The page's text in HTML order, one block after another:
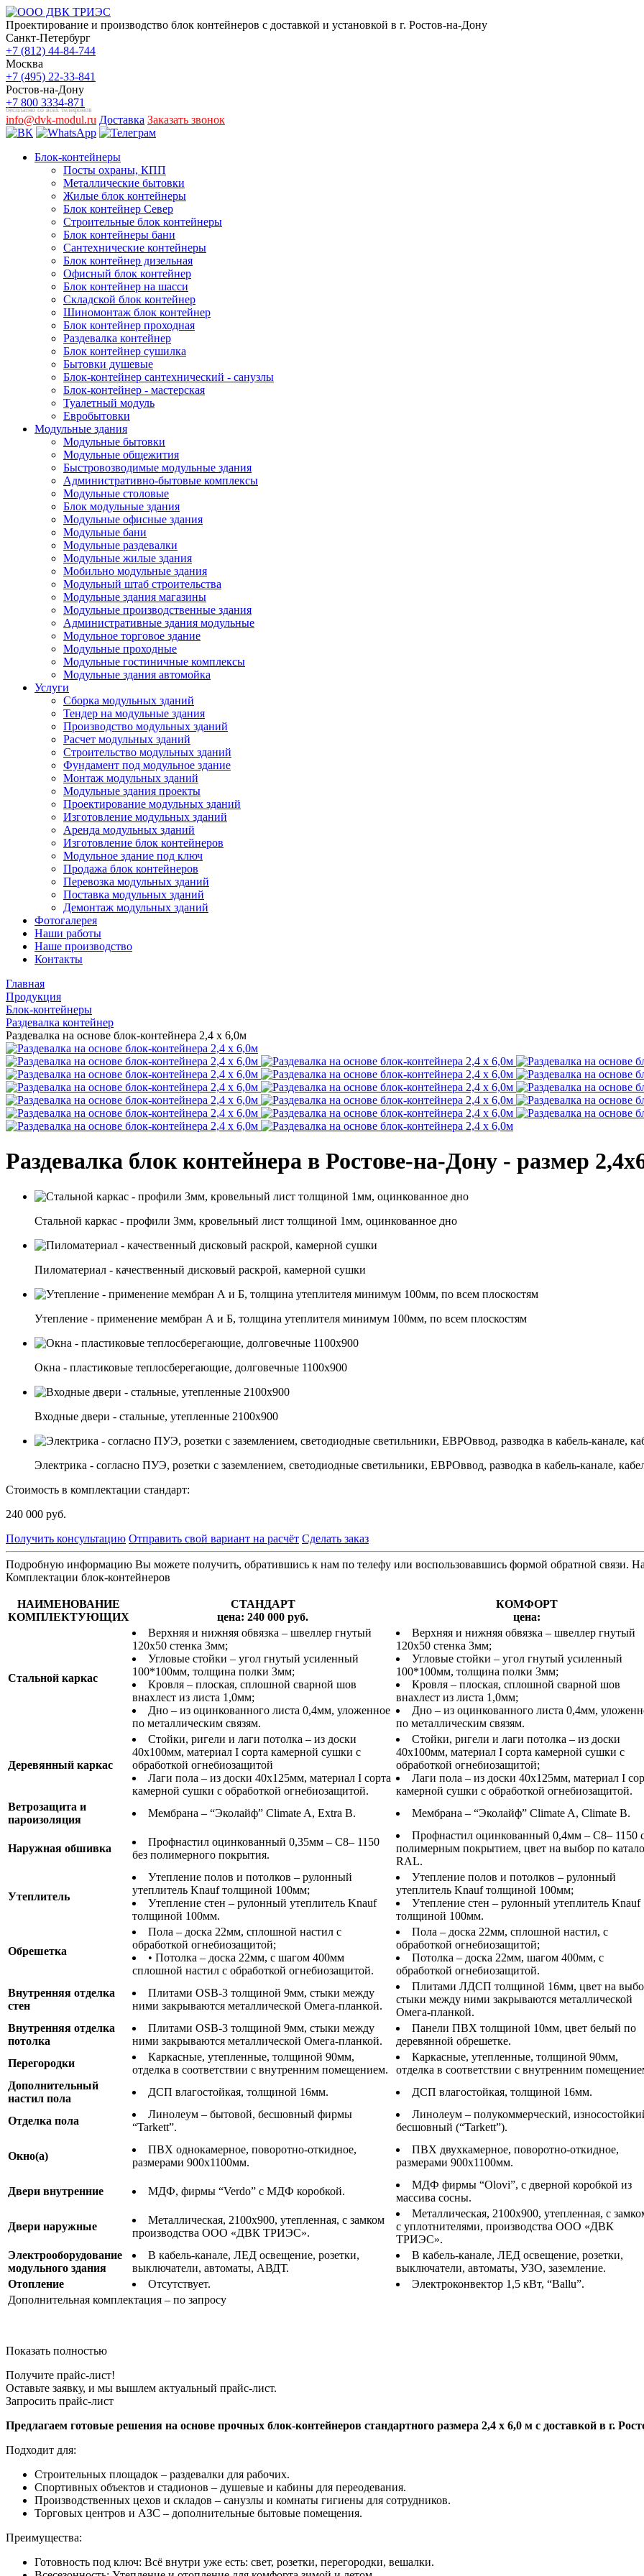
Проектирование и производство блок контейнеров с доставкой и установкой в г. Ростов-на-Дону
Санкт-Петербург
+7 (812) 44-84-744
Москва
+7 (495) 22-33-841
Ростов-на-Дону
+7 800 3334-871
бесплатно со всех телефонов
info@dvk-modul.ru Доставка Заказать звонок
Блок-контейнеры
Посты охраны, КПП
Металлические бытовки
Жилые блок контейнеры
Блок контейнер Север
Строительные блок контейнеры
Блок контейнеры бани
Сантехнические контейнеры
Блок контейнер дизельная
Офисный блок контейнер
Блок контейнер на шасси
Складской блок контейнер
Шиномонтаж блок контейнер
Блок контейнер проходная
Раздевалка контейнер
Блок контейнер сушилка
Бытовки душевые
Блок-контейнер сантехнический - санузлы
Блок-контейнер - мастерская
Туалетный модуль
Евробытовки
Модульные здания
Модульные бытовки
Модульные общежития
Быстровозводимые модульные здания
Административно-бытовые комплексы
Модульные столовые
Блок модульные здания
Модульные офисные здания
Модульные бани
Модульные раздевалки
Модульные жилые здания
Мобильно модульные здания
Модульный штаб строительства
Модульные здания магазины
Модульные производственные здания
Административные здания модульные
Модульное торговое здание
Модульные проходные
Модульные гостиничные комплексы
Модульные здания автомойка
Услуги
Сборка модульных зданий
Тендер на модульные здания
Производство модульных зданий
Расчет модульных зданий
Строительство модульных зданий
Фундамент под модульное здание
Монтаж модульных зданий
Модульные здания проекты
Проектирование модульных зданий
Изготовление модульных зданий
Аренда модульных зданий
Изготовление блок контейнеров
Модульное здание под ключ
Продажа блок контейнеров
Перевозка модульных зданий
Поставка модульных зданий
Демонтаж модульных зданий
Фотогалерея
Наши работы
Наше производство
Контакты
Главная
Продукция
Блок-контейнеры
Раздевалка контейнер
Раздевалка на основе блок-контейнера 2,4 х 6,0м
Раздевалка блок контейнера в Ростове-на-Дону - размер
Стальной каркас - профили 3мм, кровельный лист толщиной 1мм, оцинкованное дно
Пиломатериал - качественный дисковый раскрой, камерной сушки
Утепление - применение мембран А и Б, толщина утеплителя минимум 100мм, по всем плоскостям
Окна - пластиковые теплосберегающие, долговечные 1100х900
Входные двери - стальные, утепленные 2100х900
Электрика - согласно ПУЭ, розетки с заземлением, светодиодные светильники, ЕВРОввод, разводка в кабель-канале,
Стоимость в комплектации стандарт:
240 000 руб.
Получить консультацию Отправить свой вариант на расчёт Сделать заказ
Подробную информацию Вы можете получить, обратившись к нам по телефу или воспользовавшись формой обратной связи.
Комплектации блок-контейнеров
НАИМЕНОВАНИЕ
КОМПЛЕКТУЮЩИХ
СТАНДАРТ
цена: 240 000 руб.
КОМФОРТ
цена:
Стальной каркас
Верхняя и нижняя обвязка – швеллер гнутый
120х50 стенка 3мм;
Угловые стойки – угол гнутый усиленный
100*100мм, толщина полки 3мм;
Кровля – плоская, сплошной сварной шов
внахлест из листа 1,0мм;
Дно – из оцинкованного листа 0,4мм, уложенное
по металлическим связям.
Верхняя и нижняя обвязка – швеллер гнутый
120х50 стенка 3мм;
Угловые стойки – угол гнутый усиленный
100*100мм, толщина полки 3мм;
Кровля – плоская, сплошной сварной шов
внахлест из листа 1,0мм;
Дно – из оцинкованного листа 0,4мм,
по металлическим связям.
Деревянный каркас
Стойки, ригели и лаги потолка – из доски
40х100мм, материал I сорта камерной сушки с
обработкой огнебиозащитой
Лаги пола – из доски 40х125мм, материал I сорта
камерной сушки с обработкой огнебиозащитой.
Стойки, ригели и лаги потолка – из доски
40х100мм, материал I сорта камерной сушки с
обработкой огнебиозащитой;
Лаги пола – из доски 40х125мм, материал I
камерной сушки с обработкой огнебиозащитой.
Ветрозащита и
пароизоляция
Мембрана – “Эколайф” Climate A, Extra B. Мембрана – “Эколайф” Climate A, Climate B.
Наружная обшивка
Профнастил оцинкованный 0,35мм – С8– 1150
без полимерного покрытия.
Профнастил оцинкованный 0,4мм – С8– 1150
полимерным покрытием, цвет на выбор по
RAL.
Утеплитель
Утепление полов и потолков – рулонный
утеплитель Knauf толщиной 100мм;
Утепление стен – рулонный утеплитель Knauf
толщиной 100мм.
Утепление полов и потолков – рулонный
утеплитель Knauf толщиной 100мм;
Утепление стен – рулонный утеплитель Knauf
толщиной 100мм.
Обрешетка
Пола – доска 22мм, сплошной настил с
обработкой огнебиозащитой;
• Потолка – доска 22мм, с шагом 400мм
сплошной настил с обработкой огнебиозащитой.
Пола – доска 22мм, сплошной настил, с
обработкой огнебиозащитой;
Потолка – доска 22мм, шагом 400мм, с
обработкой огнебиозащитой.
Внутренняя отделка
стен
Плитами OSB-3 толщиной 9мм, стыки между
ними закрываются металлической Омега-планкой.
Плитами ЛДСП толщиной 16мм, цвет на
стыки между ними закрываются металлической
Омега-планкой.
Внутренняя отделка
потолка
Плитами OSB-3 толщиной 9мм, стыки между
ними закрываются металлической Омега-планкой.
Панели ПВХ толщиной 10мм, цвет белый по
деревянной обрешетке.
Перегородки
Каркасные, утепленные, толщиной 90мм,
отделка в соответствии с внутренним помещением.
Каркасные, утепленные, толщиной 90мм,
отделка в соответствии с внутренним
Дополнительный
настил пола
ДСП влагостойкая, толщиной 16мм. ДСП влагостойкая, толщиной 16мм.
Отделка пола
Линолеум – бытовой, бесшовный фирмы
“Tarkett”.
Линолеум – полукоммерческий,
бесшовный (“Tarkett”).
Окно(а)
ПВХ однокамерное, поворотно-откидное,
размерами 900х1100мм.
ПВХ двухкамерное, поворотно-откидное,
размерами 900х1100мм.
Двери внутренние МДФ, фирмы “Verdo” с МДФ коробкой.
МДФ фирмы “Olovi”, с дверной коробкой из
массива сосны.
Двери наружные
Металлическая, 2100х900, утепленная, с замком
производства ООО «ДВК ТРИЭС».
Металлическая, 2100х900, утепленная, с
с уплотнителями, производства ООО «ДВК
ТРИЭС».
Электрооборудование
модульного здания
В кабель-канале, ЛЕД освещение, розетки,
выключатели, автоматы, АВДТ.
В кабель-канале, ЛЕД освещение, розетки,
выключатели, автоматы, УЗО, заземление.
Отопление
Отсутствует.
Электроконвектор 1,5 кВт, “Ballu”.
Дополнительная комплектация – по запросу
Показать полностью
Получите прайс-лист!
Оставьте заявку, и мы вышлем актуальный прайс-лист.
Запросить прайс-лист
Предлагаем готовые решения на основе прочных блок-контейнеров стандартного размера 2,4 х 6,0 м с доставкой в г.
Подходит для:
Строительных площадок – раздевалки для рабочих.
Спортивных объектов и стадионов – душевые и кабины для переодевания.
Производственных цехов и складов – санузлы и комнаты гигиены для сотрудников.
Торговых центров и АЗС – дополнительные бытовые помещения.
Преимущества:
Готовность под ключ: Всё внутри уже есть: свет, розетки, перегородки, вешалки.